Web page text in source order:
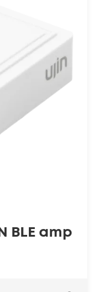
BLE amp